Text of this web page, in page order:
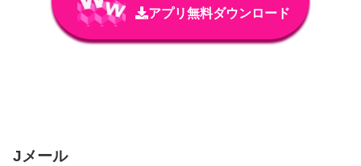
アプリ無料ダウンロード
Jメール